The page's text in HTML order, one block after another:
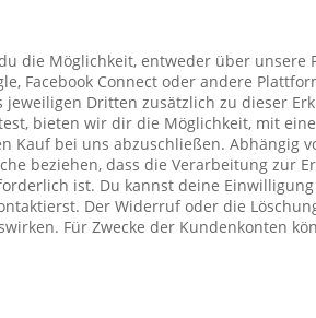
die Möglichkeit, entweder über unsere
Facebook Connect oder andere
Dritten zusätzlich zu dieser
bieten wir dir die Möglichkeit, mit
Kauf bei uns abzuschließen. Abhängig
beziehen, dass die Verarbeitung zur
ist. Du kannst deine
Der Widerruf oder die
Für Zwecke der Kundenkonten